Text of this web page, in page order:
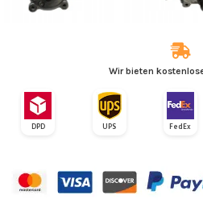
Wir bieten
DPD UPS FedEx